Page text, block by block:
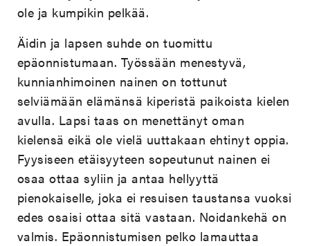
ole ja kumpikin pelkää.
Äidin ja lapsen suhde on tuomittu
epäonnistumaan. Työssään menestyvä,
kunnianhimoinen nainen on tottunut
selviämään elämänsä kiperistä paikoista kielen
avulla. Lapsi taas on menettänyt oman
kielensä eikä ole vielä uuttakaan ehtinyt oppia.
Fyysiseen etäisyyteen sopeutunut nainen ei
osaa ottaa syliin ja antaa hellyyttä
pienokaiselle, joka ei resuisen taustansa vuoksi
edes osaisi ottaa sitä vastaan. Noidankehä on
valmis. Epäonnistumisen pelko lamauttaa